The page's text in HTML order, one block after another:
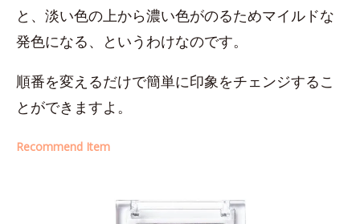
と、淡い色の上から濃い色がのるためマイルドな
発色になる、というわけなのです。
順番を変えるだけで簡単に印象をチェンジするこ
とができますよ。
Recommend Item